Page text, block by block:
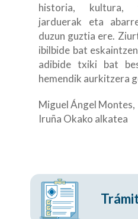
historia, kultura,
jarduerak eta
duzun guztia ere.
ibilbide bat
adibide txiki bat
hemendik aurkitzera
Miguel Ángel Montes,
Iruña Okako alkatea